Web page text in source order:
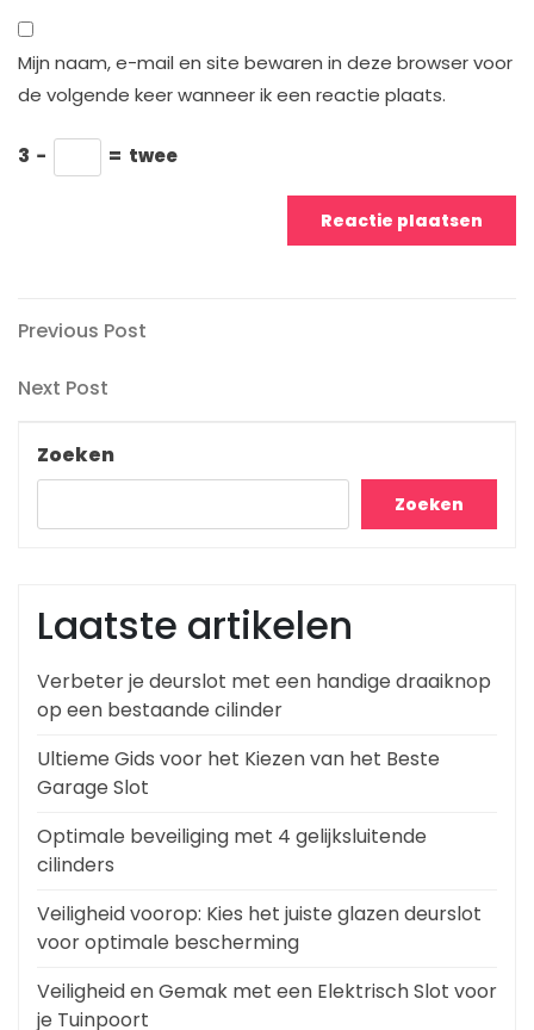
Mijn naam, e-mail en site bewaren in deze browser voor
de volgende keer wanneer ik een reactie plaats.
3 − = twee
Berichtnavigatie
Previous
Previous Post
Next
Next Post
Zoeken
Zoeken
Laatste artikelen
Verbeter je deurslot met een handige draaiknop
op een bestaande cilinder
Ultieme Gids voor het Kiezen van het Beste
Garage Slot
Optimale beveiliging met 4 gelijksluitende
cilinders
Veiligheid voorop: Kies het juiste glazen deurslot
voor optimale bescherming
Veiligheid en Gemak met een Elektrisch Slot voor
je Tuinpoort